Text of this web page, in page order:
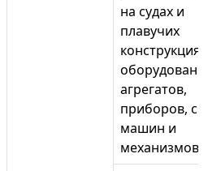
на судах и
плавучих
конструкциях
агрегатов,
приборов,
машин и
механизмов